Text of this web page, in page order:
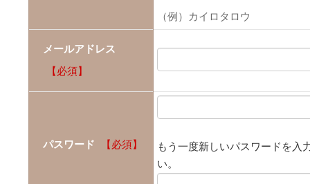
（例）カイロタロウ
メールアドレス
【必須】
パスワード 【必須】
もう一度新しいパスワードを入
い。